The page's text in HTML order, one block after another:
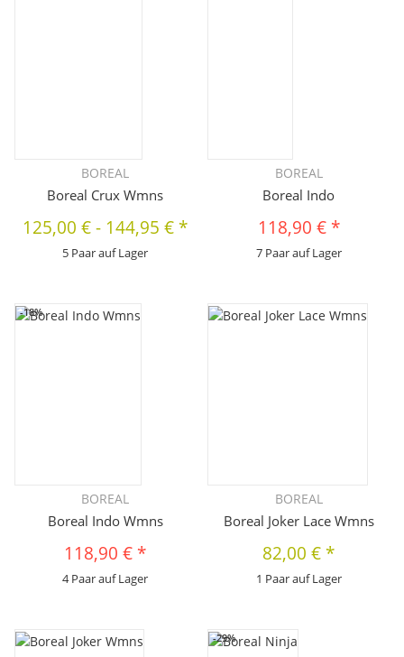
BOREAL
Boreal Crux Wmns
125,00 €- 144,95 € *
5 Paar auf Lager
BOREAL
Boreal Indo
118,90 € *
7 Paar auf Lager
-18%
BOREAL
Boreal Indo Wmns
118,90 € *
4 Paar auf Lager
BOREAL
Boreal Joker Lace Wmns
82,00 € *
1 Paar auf Lager
-29%